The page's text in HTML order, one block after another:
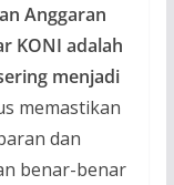
Anggaran
KONI adalah
menjadi
memastikan
dan
benar-benar